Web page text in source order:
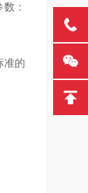
：
准的